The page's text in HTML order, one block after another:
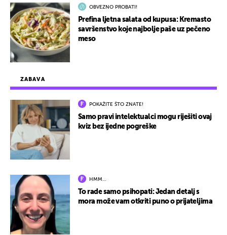
ZABAVA
POKAŽITE ŠTO ZNATE!
Samo pravi intelektualci mogu riješiti ovaj
kviz bez ijedne pogreške
HMM…
To rade samo psihopati: Jedan detalj s
mora može vam otkriti puno o prijateljima
OBVEZNO PROBATI!
Prefina ljetna salata od kupusa: Kremasto
savršenstvo koje najbolje paše uz pečeno
meso